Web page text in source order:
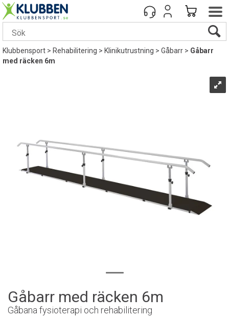
Klubbensport>Rehabilitering>Klinikutrustning>Gåbarr>Gåbarr
med räcken 6m
Gåbarr med räcken 6m
Gåbana fysioterapi och rehabilitering